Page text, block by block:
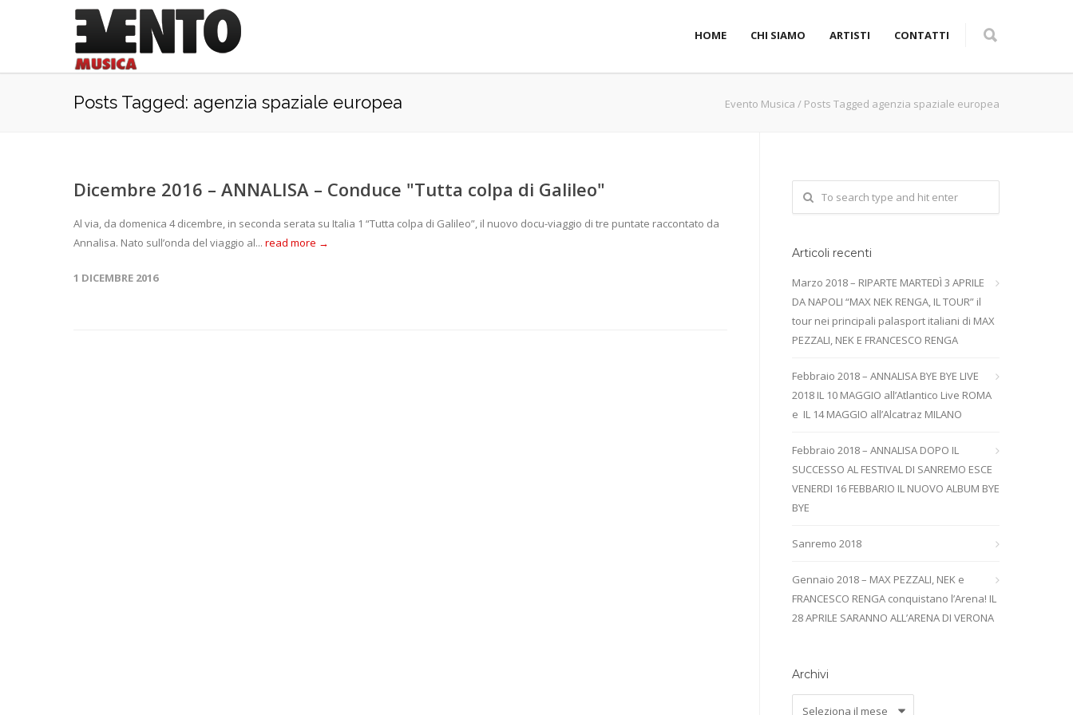
HOME CHI SIAMO ARTISTI CONTATTI
Posts Tagged: agenzia spaziale europea Evento Musica / Posts Tagged agenzia spaziale europea
Dicembre 2016 – ANNALISA – Conduce "Tutta colpa di Galileo"
Al via, da domenica 4 dicembre, in seconda serata su Italia 1 “Tutta colpa di Galileo”, il nuovo docu-viaggio di tre puntate raccontato da
Annalisa. Nato sull’onda del viaggio al... read more →
1 DICEMBRE 2016
Articoli recenti
Marzo 2018 – RIPARTE MARTEDÌ 3 APRILE
DA NAPOLI “MAX NEK RENGA, IL TOUR” il
tour nei principali palasport italiani di MAX
PEZZALI, NEK E FRANCESCO RENGA
Febbraio 2018 – ANNALISA BYE BYE LIVE
2018 IL 10 MAGGIO all’Atlantico Live ROMA
e IL 14 MAGGIO all’Alcatraz MILANO
Febbraio 2018 – ANNALISA DOPO IL
SUCCESSO AL FESTIVAL DI SANREMO ESCE
VENERDI 16 FEBBARIO IL NUOVO ALBUM BYE
BYE
Sanremo 2018
Gennaio 2018 – MAX PEZZALI, NEK e
FRANCESCO RENGA conquistano l’Arena! IL
28 APRILE SARANNO ALL’ARENA DI VERONA
Archivi
Archivi